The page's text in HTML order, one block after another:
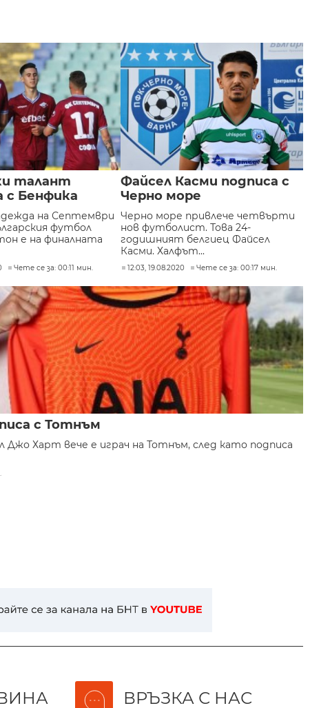
талант
с Бенфика
на Септември
футбол
е на финалната
Чете се за: 00:11 мин.
Файсел Касми подписа с
Черно море
Черно море привлече четвърти
нов футболист. Това 24-
годишният белгиец Файсел
Касми. Халфът...
12:03, 19.08.2020 Чете се за: 00:17 мин.
с Тотнъм
Джо Харт вече е играч на Тотнъм, след като подписа
ВРЪЗКА С НАС